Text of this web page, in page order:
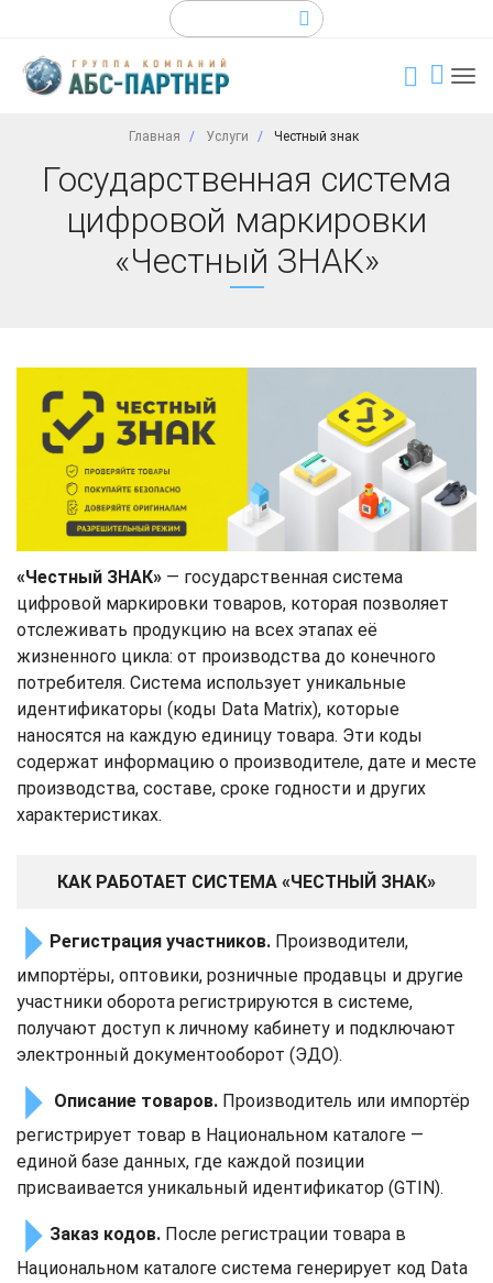
Главная Услуги Честный знак
Государственная система
цифровой маркировки
«Честный ЗНАК»
«Честный ЗНАК» — государственная система
цифровой маркировки товаров, которая позволяет
отслеживать продукцию на всех этапах её
жизненного цикла: от производства до конечного
потребителя. Система использует уникальные
идентификаторы (коды Data Matrix), которые
наносятся на каждую единицу товара. Эти коды
содержат информацию о производителе, дате и месте
производства, составе, сроке годности и других
характеристиках.
КАК РАБОТАЕТ СИСТЕМА «ЧЕСТНЫЙ ЗНАК»
Регистрация участников. Производители,
импортёры, оптовики, розничные продавцы и другие
участники оборота регистрируются в системе,
получают доступ к личному кабинету и подключают
электронный документооборот (ЭДО).
Описание товаров. Производитель или импортёр
регистрирует товар в Национальном каталоге —
единой базе данных, где каждой позиции
присваивается уникальный идентификатор (GTIN).
Заказ кодов. После регистрации товара в
Национальном каталоге система генерирует код Data